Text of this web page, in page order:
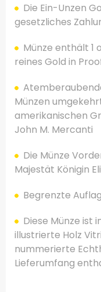
Die Ein-Unzen
gesetzliches
Münze enthält 1
reines Gold in
Münzen
amerikanischen
John M. Mercanti
Die Münze
Majestät Königin
Begrenzte
Diese Münze ist
illustrierte Holz
nummerierte
Lieferumfang